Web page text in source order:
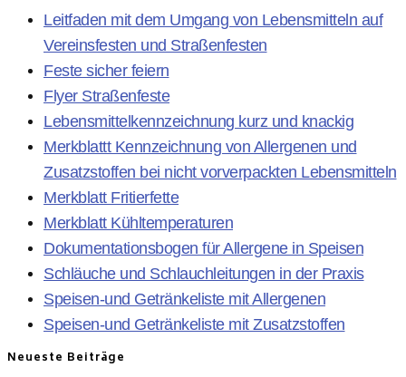
Leitfaden mit dem Umgang von Lebensmitteln auf
Vereinsfesten und Straßenfesten
Feste sicher feiern
Flyer Straßenfeste
Lebensmittelkennzeichnung kurz und knackig
Merkblattt Kennzeichnung von Allergenen und
Zusatzstoffen bei nicht vorverpackten Lebensmitteln
Merkblatt Fritierfette
Merkblatt Kühltemperaturen
Dokumentationsbogen für Allergene in Speisen
Schläuche und Schlauchleitungen in der Praxis
Speisen-und Getränkeliste mit Allergenen
Speisen-und Getränkeliste mit Zusatzstoffen
Neueste Beiträge